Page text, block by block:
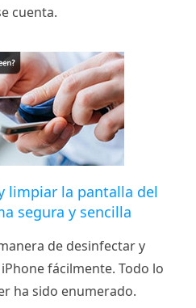
cuenta.
limpiar la pantalla del
segura y sencilla
de desinfectar y
fácilmente. Todo lo
ha sido enumerado.